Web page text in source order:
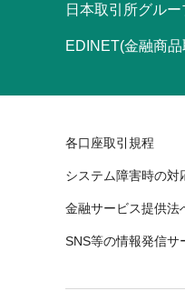
日本取引所グル
EDINET(金融商
各口座取引規程
システム障害時の対
金融サービス提供法
SNS等の情報発信サ